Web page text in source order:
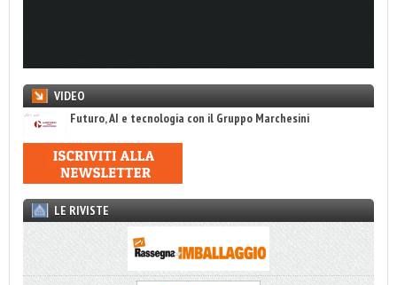
VIDEO
Futuro, AI e tecnologia con il Gruppo Marchesini
LE RIVISTE